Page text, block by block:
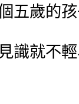
五歲的
識就不